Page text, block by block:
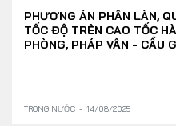
PHƯƠNG ÁN PHÂN LÀN,
TỐC ĐỘ TRÊN CAO TỐC
PHÒNG, PHÁP VÂN - CẦU
TRONG NƯỚC 14/08/2025